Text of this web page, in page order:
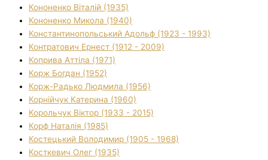
Кононенко Віталій (1935)
Кононенко Микола (1940)
Константинопольський Адольф (1923 - 1993)
Контратович Ернест (1912 - 2009)
Коприва Аттіла (1971)
Корж Богдан (1952)
Корж-Радько Людмила (1956)
Корнійчук Катерина (1960)
Корольчук Віктор (1933 - 2015)
Корф Наталія (1985)
Костецький Володимир (1905 - 1968)
Косткевич Олег (1935)